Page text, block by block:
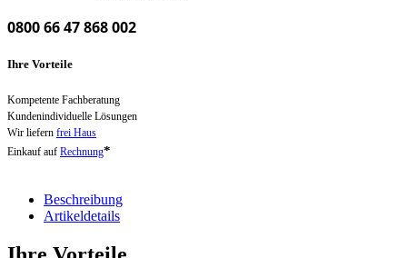
0800 66 47 868 002
Ihre Vorteile
Kompetente Fachberatung
Kundenindividuelle Lösungen
Wir liefern frei Haus
Einkauf auf Rechnung*
Beschreibung
Artikeldetails